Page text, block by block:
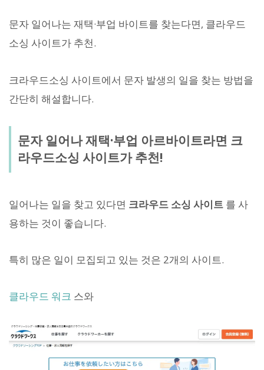
문자 일어나는 재택·부업 바이트를 찾는다면, 클라우드
소싱 사이트가 추천.
크라우드소싱 사이트에서 문자 발생의 일을 찾는 방법을
간단히 해설합니다.
문자 일어나 재택·부업 아르바이트라면 크
라우드소싱 사이트가 추천!
일어나는 일을 찾고 있다면 크라우드 소싱 사이트 를 사
용하는 것이 좋습니다.
특히 많은 일이 모집되고 있는 것은 2개의 사이트.
클라우드 워크 스와